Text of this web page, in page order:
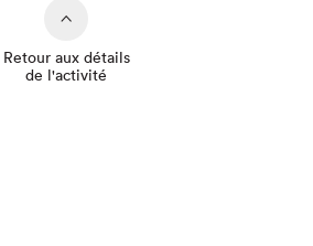
Retour aux détails
de l'activité